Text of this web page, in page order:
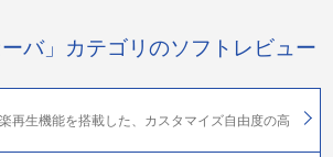
ーバ」カテゴリのソフトレビュー
再生機能を搭載した、カスタマイズ自由度の高